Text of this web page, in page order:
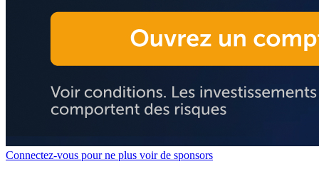
Connectez-vous pour ne plus voir de sponsors